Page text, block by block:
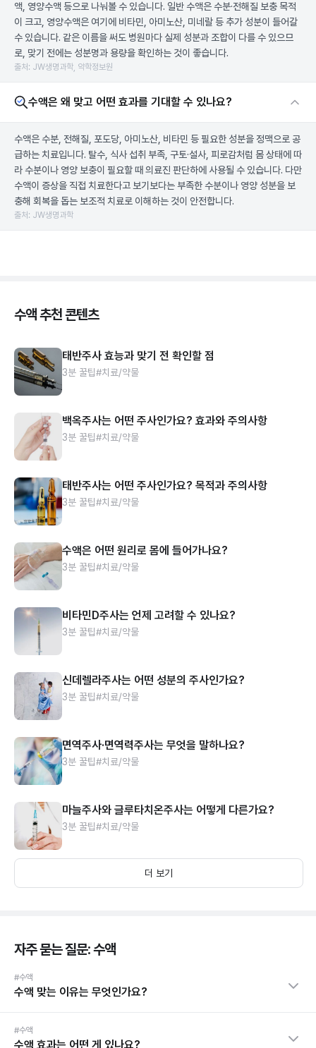
액, 영양수액 등으로 나눠볼 수 있습니다. 일반 수액은 수분·전해질 보충 목적
이 크고, 영양수액은 여기에 비타민, 아미노산, 미네랄 등 추가 성분이 들어갈
수 있습니다. 같은 이름을 써도 병원마다 실제 성분과 조합이 다를 수 있으므
로, 맞기 전에는 성분명과 용량을 확인하는 것이 좋습니다.
출처: JW생명과학, 약학정보원
수액은 왜 맞고 어떤 효과를 기대할 수 있나요?
수액은 수분, 전해질, 포도당, 아미노산, 비타민 등 필요한 성분을 정맥으로 공
급하는 치료입니다. 탈수, 식사 섭취 부족, 구토·설사, 피로감처럼 몸 상태에 따
라 수분이나 영양 보충이 필요할 때 의료진 판단하에 사용될 수 있습니다. 다만
수액이 증상을 직접 치료한다고 보기보다는 부족한 수분이나 영양 성분을 보
충해 회복을 돕는 보조적 치료로 이해하는 것이 안전합니다.
출처: JW생명과학
수액 추천 콘텐츠
태반주사 효능과 맞기 전 확인할 점
3분 꿀팁#치료/약물
백옥주사는 어떤 주사인가요? 효과와 주의사항
3분 꿀팁#치료/약물
태반주사는 어떤 주사인가요? 목적과 주의사항
3분 꿀팁#치료/약물
수액은 어떤 원리로 몸에 들어가나요?
3분 꿀팁#치료/약물
비타민D주사는 언제 고려할 수 있나요?
3분 꿀팁#치료/약물
신데렐라주사는 어떤 성분의 주사인가요?
3분 꿀팁#치료/약물
면역주사·면역력주사는 무엇을 말하나요?
3분 꿀팁#치료/약물
마늘주사와 글루타치온주사는 어떻게 다른가요?
3분 꿀팁#치료/약물
더 보기
자주 묻는 질문: 수액
#수액
수액 맞는 이유는 무엇인가요?
#수액
수액 효과는 어떤 게 있나요?